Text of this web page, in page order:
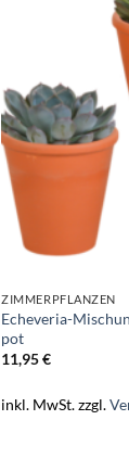
ZIMMERPFLANZEN
Echeveria-
pot
11,95€
inkl. MwSt.zzgl.